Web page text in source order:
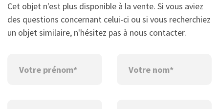
Cet objet n'est plus disponible à la vente. Si vous aviez
des questions concernant celui-ci ou si vous recherchiez
un objet similaire, n'hésitez pas à nous contacter.